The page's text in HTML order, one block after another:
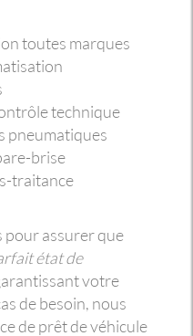
toutes marques
technique
pneumatiques
brise
traitance
pour assurer que
état de
votre
de besoin, nous
de prêt de véhicule